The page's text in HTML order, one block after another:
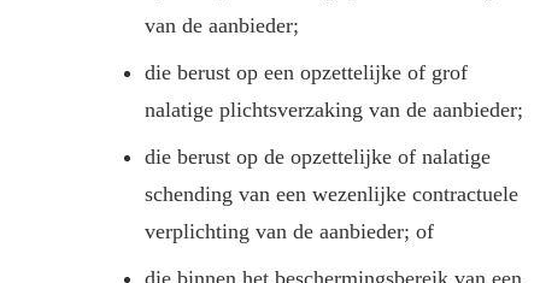
van de aanbieder;
die berust op een opzettelijke of grof
nalatige plichtsverzaking van de aanbieder;
die berust op de opzettelijke of nalatige
schending van een wezenlijke contractuele
verplichting van de aanbieder; of